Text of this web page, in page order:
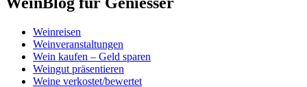
Weinreisen
Weinveranstaltungen
Wein kaufen – Geld sparen
Weingut präsentieren
Weine verkostet/bewertet